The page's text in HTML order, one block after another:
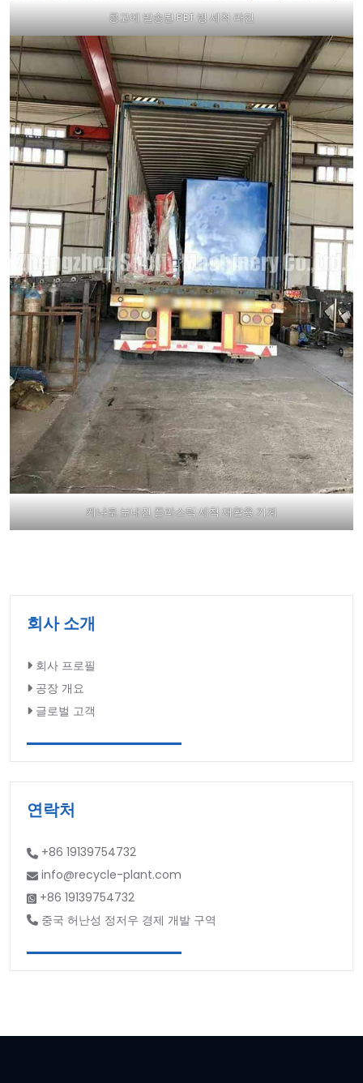
콩고에 발송된 PET 병 세척 라인
케냐로 보내진 플라스틱 세척 재활용 기계
회사 소개
회사 프로필
공장 개요
글로벌 고객
연락처
+86 19139754732
info@recycle-plant.com
+86 19139754732
중국 허난성 정저우 경제 개발 구역